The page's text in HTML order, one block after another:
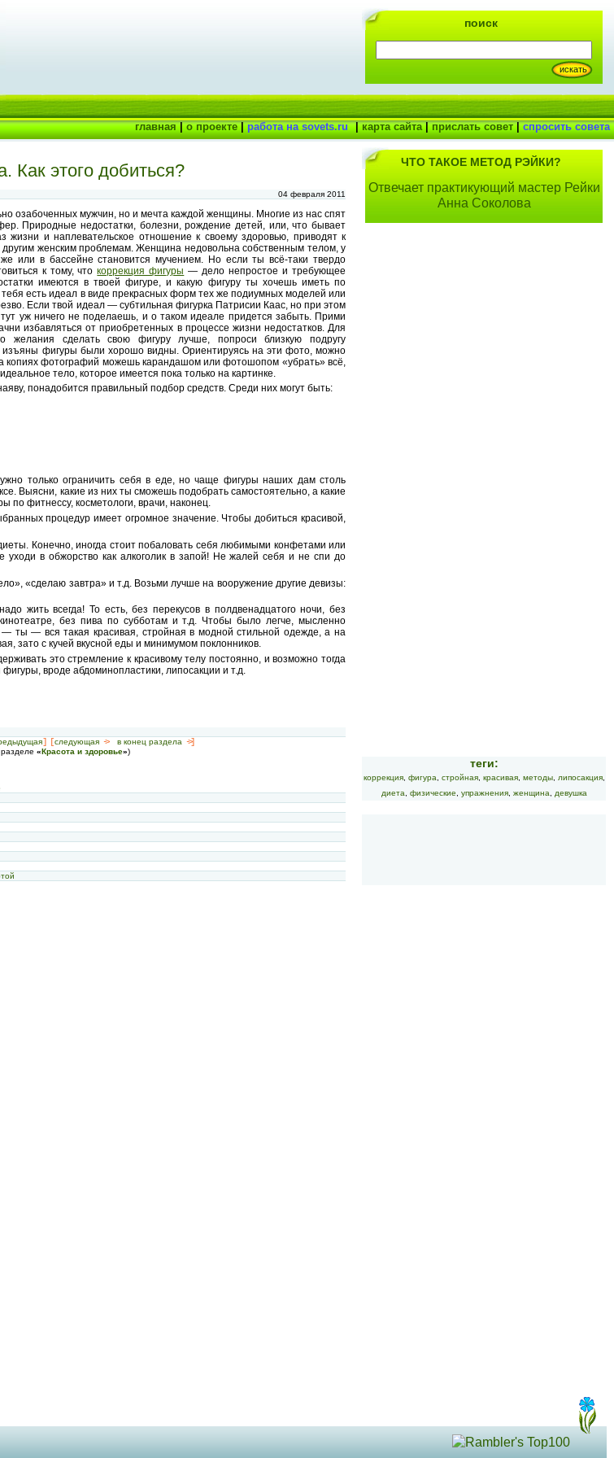
Как этого добиться?
04 февраля 2011
озабоченных мужчин, но и мечта каждой женщины. Многие из нас спят
Природные недостатки, болезни, рождение детей, или, что бывает
жизни и наплевательское отношение к своему здоровью, приводят к
женским проблемам. Женщина недовольна собственным телом, у
или в бассейне становится мучением. Но если ты всё-таки твердо
к тому, чтокоррекция фигуры — дело непростое и требующее
имеются в твоей фигуре, и какую фигуру ты хочешь иметь по
есть идеал в виде прекрасных форм тех же подиумных моделей или
Если твой идеал — субтильная фигурка Патрисии Каас, но при этом
уж ничего не поделаешь, и о таком идеале придется забыть. Прими
избавляться от приобретенных в процессе жизни недостатков. Для
желания сделать свою фигуру лучше, попроси близкую подругу
изъяны фигуры были хорошо видны. Ориентируясь на эти фото, можно
копиях фотографий можешь карандашом или фотошопом «убрать» всё,
тело, которое имеется пока только на картинке.
понадобится правильный подбор средств. Среди них могут быть:
только ограничить себя в еде, но чаще фигуры наших дам столь
Выясни, какие из них ты сможешь подобрать самостоятельно, а какие
по фитнессу, косметологи, врачи, наконец.
процедур имеет огромное значение. Чтобы добиться красивой,
Конечно, иногда стоит побаловать себя любимыми конфетами или
уходи в обжорство как алкоголик в запой! Не жалей себя и не спи до
«сделаю завтра» и т.д. Возьми лучше на вооружение другие девизы:
жить всегда! То есть, без перекусов в полдвенадцатого ночи, без
без пива по субботам и т.д. Чтобы было легче, мысленно
ты — вся такая красивая, стройная в модной стильной одежде, а на
зато с кучей вкусной еды и минимумом поклонников.
это стремление к красивому телу постоянно, и возможно тогда
вроде абдоминопластики, липосакции и т.д.
] [ следующая -> в конец раздела ->]
разделе «Красота и здоровье»)
ЧТО ТАКОЕ МЕТОД РЭЙКИ?
Отвечает практикующий мастер Рейки
Анна Соколова
теги:
коррекция, фигура стройная, красивая, методы, липосакция,
диета
физические упражнения, женщина девушка
поиск
главная|о проекте|работа на sovets.ru |карта сайта|прислать совет|спросить совета